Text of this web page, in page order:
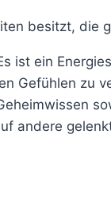
besitzt, die
ist ein
Gefühlen zu
andere